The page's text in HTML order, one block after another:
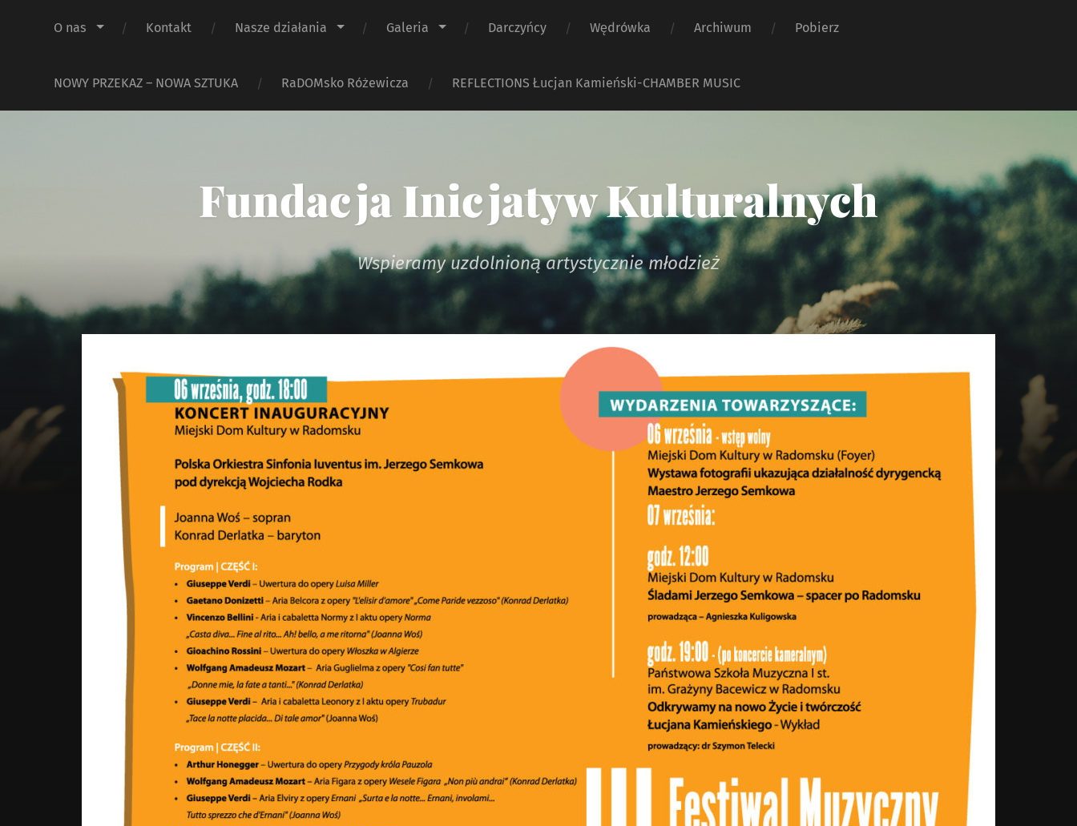
O nas Kontakt Nasze działania Galeria Darczyńcy Wędrówka Archiwum Pobierz
NOWY PRZEKAZ – NOWA SZTUKA RaDOMsko Różewicza REFLECTIONS Łucjan Kamieński-CHAMBER MUSIC
Fundacja Inicjatyw Kulturalnych
Wspieramy uzdolnioną artystycznie młodzież